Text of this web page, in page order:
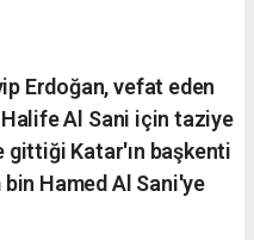
Erdoğan, vefat eden
Al Sani için taziye
Katar'ın başkenti
Hamed Al Sani'ye